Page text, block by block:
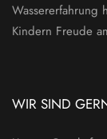
Wassererfahrung
Kindern Freude
WIR SIND